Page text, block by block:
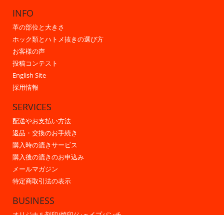
INFO
革の部位と大きさ
ホック類とハトメ抜きの選び方
お客様の声
投稿コンテスト
English Site
採用情報
SERVICES
配送やお支払い方法
返品・交換のお手続き
購入時の漉きサービス
購入後の漉きのお申込み
メールマガジン
特定商取引法の表示
BUSINESS